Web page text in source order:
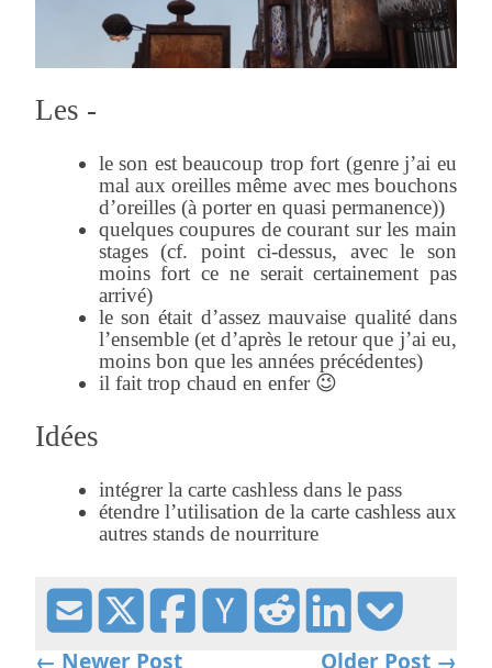
Les -
le son est beaucoup trop fort (genre j’ai eu
mal aux oreilles même avec mes bouchons
d’oreilles (à porter en quasi permanence))
quelques coupures de courant sur les main
stages (cf. point ci-dessus, avec le son
moins fort ce ne serait certainement pas
arrivé)
le son était d’assez mauvaise qualité dans
l’ensemble (et d’après le retour que j’ai eu,
moins bon que les années précédentes)
il fait trop chaud en enfer 😉
Idées
intégrer la carte cashless dans le pass
étendre l’utilisation de la carte cashless aux
autres stands de nourriture
← Newer Post Older Post →